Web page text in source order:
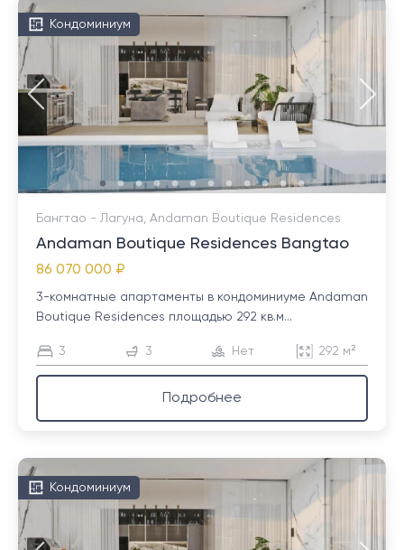
Кондоминиум
Бангтао - Лагуна, Andaman Boutique Residences
Andaman Boutique Residences Bangtao
86 070 000 ₽
3-комнатные апартаменты в кондоминиуме Andaman
Boutique Residences площадью 292 кв.м...
3 3 Нет 292 м²
Подробнее
Кондоминиум